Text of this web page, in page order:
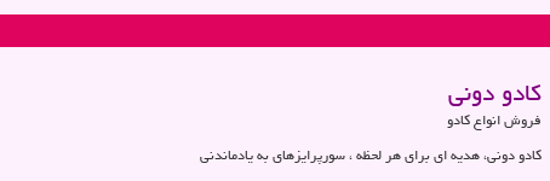
كادو دونی
فروش انواع کادو
کادو دونی، هدیه ای برای هر لحظه ، سورپرایزهای به یادماندنی